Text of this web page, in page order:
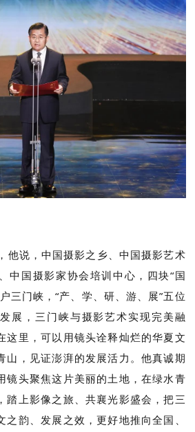
他说，中国摄影之乡、中国摄影艺术
中国摄影家协会培训中心，四块“国
三门峡，“产、学、研、游、展”五位
展，三门峡与摄影艺术实现完美融
这里，可以用镜头诠释灿烂的华夏文
山，见证澎湃的发展活力。他真诚期
镜头聚焦这片美丽的土地，在绿水青
踏上影像之旅、共襄光影盛会，把三
韵、发展之效，更好地推向全国、